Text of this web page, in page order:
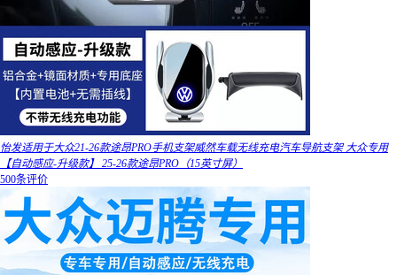
怡发适用于大众21-26款途昂PRO手机支架威然车载无线充电汽车导航支架 大众专用
【自动感应-升级款】 25-26款途昂PRO（15英寸屏）
500条评价